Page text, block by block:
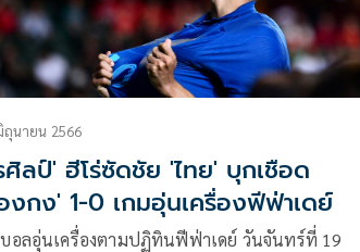
ถุนายน 2566
ศิลป์' ฮีโร่ซัดชัย 'ไทย' บุกเชือด
งกง' 1-0 เกมอุ่นเครื่องฟีฟ่าเดย์
อลอุ่นเครื่องตามปฏิทินฟีฟ่าเดย์ วันจันทร์ที่ 19